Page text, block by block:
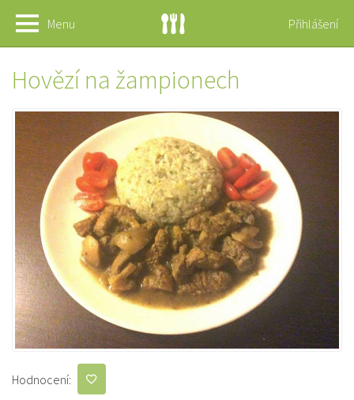
Menu Přihlášení
Hovězí na žampionech
Hodnocení: